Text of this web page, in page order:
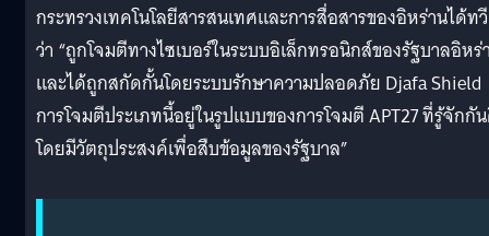
กระทรวงเทคโนโลยีสารสนเทศและการสื่อสารของอิหร่านได้ท
ว่า “ถูกโจมตีทางไซเบอร์ในระบบอิเล็กทรอนิกส์ของรัฐบาลอิหร่
และได้ถูกสกัดกั้นโดยระบบรักษาความปลอดภัย Djafa Shield
การโจมตีประเภทนี้อยู่ในรูปแบบของการโจมตี APT27 ที่รู้จักกั
โดยมีวัตถุประสงค์เพื่อสืบข้อมูลของรัฐบาล”